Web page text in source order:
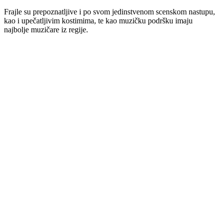
Frajle su prepoznatljive i po svom jedinstvenom scenskom nastupu,
kao i upečatljivim kostimima, te kao muzičku podršku imaju
najbolje muzičare iz regije.